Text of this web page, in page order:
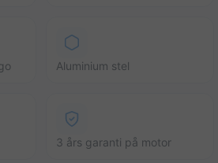
Aluminium stel
3 års garanti på motor